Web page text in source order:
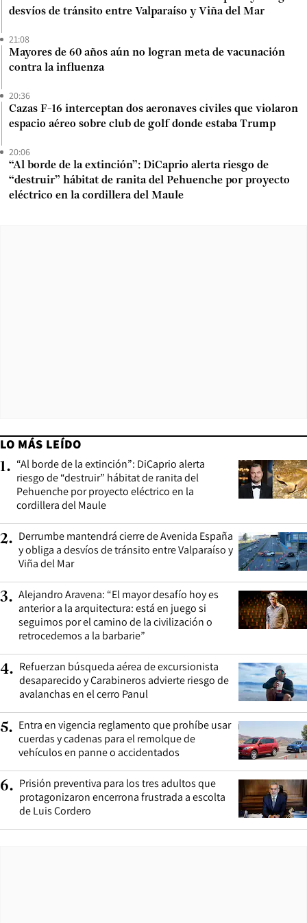
desvíos de tránsito entre Valparaíso y Viña del Mar
21:08
Mayores de 60 años aún no logran meta de vacunación
contra la influenza
20:36
Cazas F-16 interceptan dos aeronaves civiles que violaron
espacio aéreo sobre club de golf donde estaba Trump
20:06
“Al borde de la extinción”: DiCaprio alerta riesgo de
“destruir” hábitat de ranita del Pehuenche por proyecto
eléctrico en la cordillera del Maule
LO MÁS LEÍDO
1. “Al borde de la extinción”: DiCaprio alerta
riesgo de “destruir” hábitat de ranita del
Pehuenche por proyecto eléctrico en la
cordillera del Maule
2. Derrumbe mantendrá cierre de Avenida España
y obliga a desvíos de tránsito entre Valparaíso y
Viña del Mar
3. Alejandro Aravena: “El mayor desafío hoy es
anterior a la arquitectura: está en juego si
seguimos por el camino de la civilización o
retrocedemos a la barbarie”
4. Refuerzan búsqueda aérea de excursionista
desaparecido y Carabineros advierte riesgo de
avalanchas en el cerro Panul
5. Entra en vigencia reglamento que prohíbe usar
cuerdas y cadenas para el remolque de
vehículos en panne o accidentados
6. Prisión preventiva para los tres adultos que
protagonizaron encerrona frustrada a escolta
de Luis Cordero